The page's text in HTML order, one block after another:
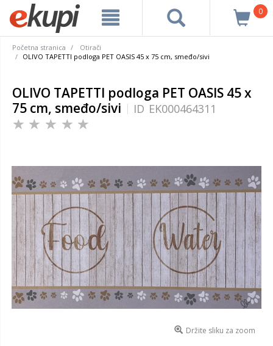
0
Početna stranica
Otirači
OLIVO TAPETTI podloga PET OASIS 45 x 75 cm, smeđo/sivi
OLIVO TAPETTI podloga PET OASIS 45 x
75 cm, smeđo/sivi
ID EK000464311
Držite sliku za zoom